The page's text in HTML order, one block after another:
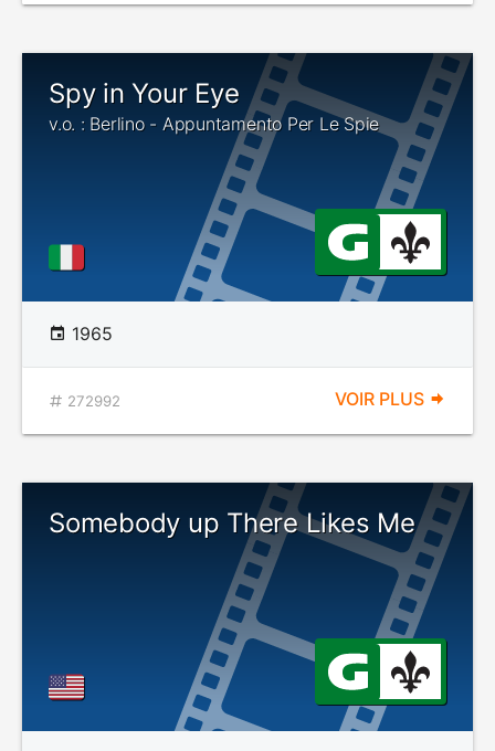
Spy in Your Eye
v.o. : Berlino - Appuntamento Per Le Spie
1965
272992 VOIR PLUS
Somebody up There Likes Me